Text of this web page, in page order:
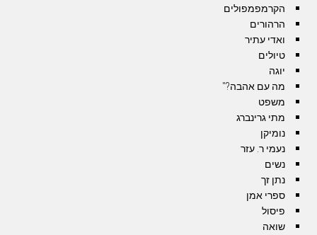
הקרמפמפולים
הרהורים
ואדי עתיר
טיולים
יוגה
מה עם אהבה?"
משפט
מתי גרינברג
נומיקן
נעמי ר. עזר
נשים
נתן זך
ספרי אמן
פיסול
שואה